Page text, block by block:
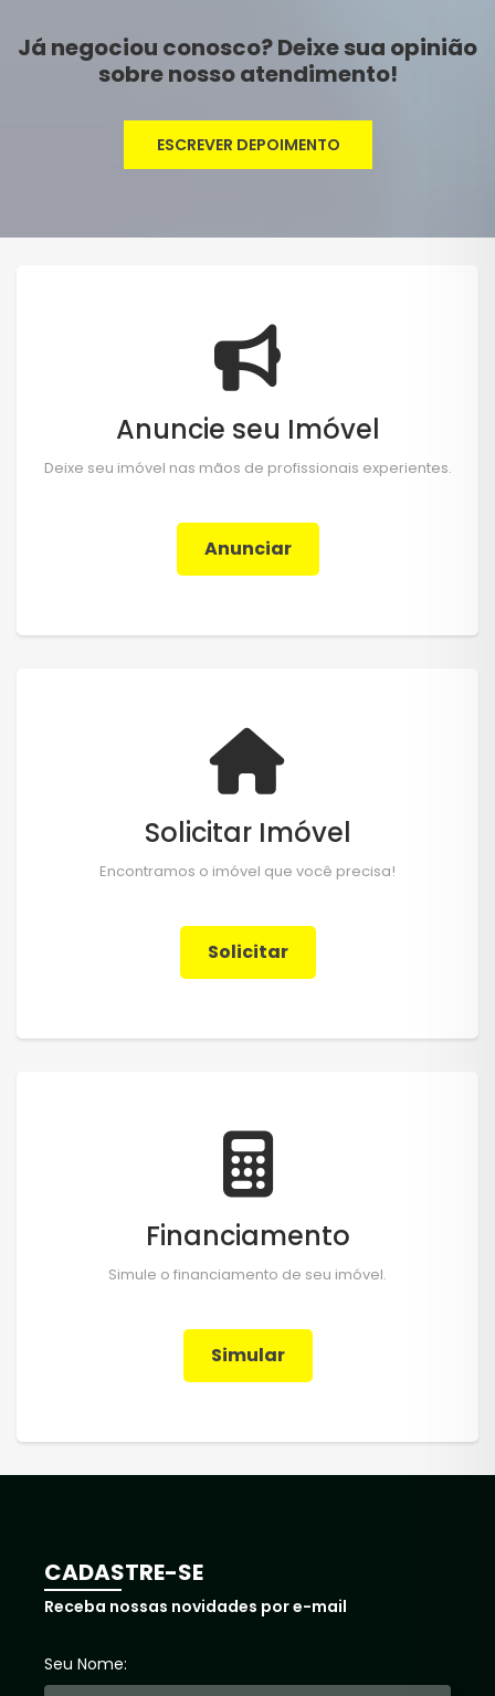
Já negociou conosco? Deixe sua opinião
sobre nosso atendimento!
ESCREVER DEPOIMENTO
Anuncie seu Imóvel
Deixe seu imóvel nas mãos de profissionais experientes.
Anunciar
Solicitar Imóvel
Encontramos o imóvel que você precisa!
Solicitar
Financiamento
Simule o financiamento de seu imóvel.
Simular
CADASTRE-SE
Receba nossas novidades por e-mail
Seu Nome: